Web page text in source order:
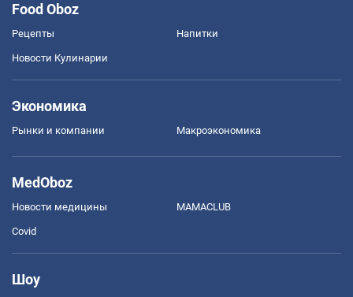
Food Oboz
Рецепты Напитки
Новости Кулинарии
Экономика
Рынки и компании Mакроэкономика
MedOboz
Новости медицины MAMACLUB
Covid
Шоу